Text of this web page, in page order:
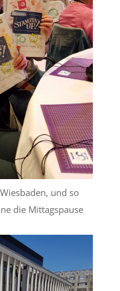
und so
die Mittagspause